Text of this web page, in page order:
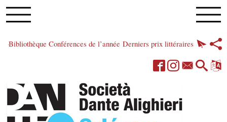
Bibliothèque Conférences de l’année Derniers prix littéraires